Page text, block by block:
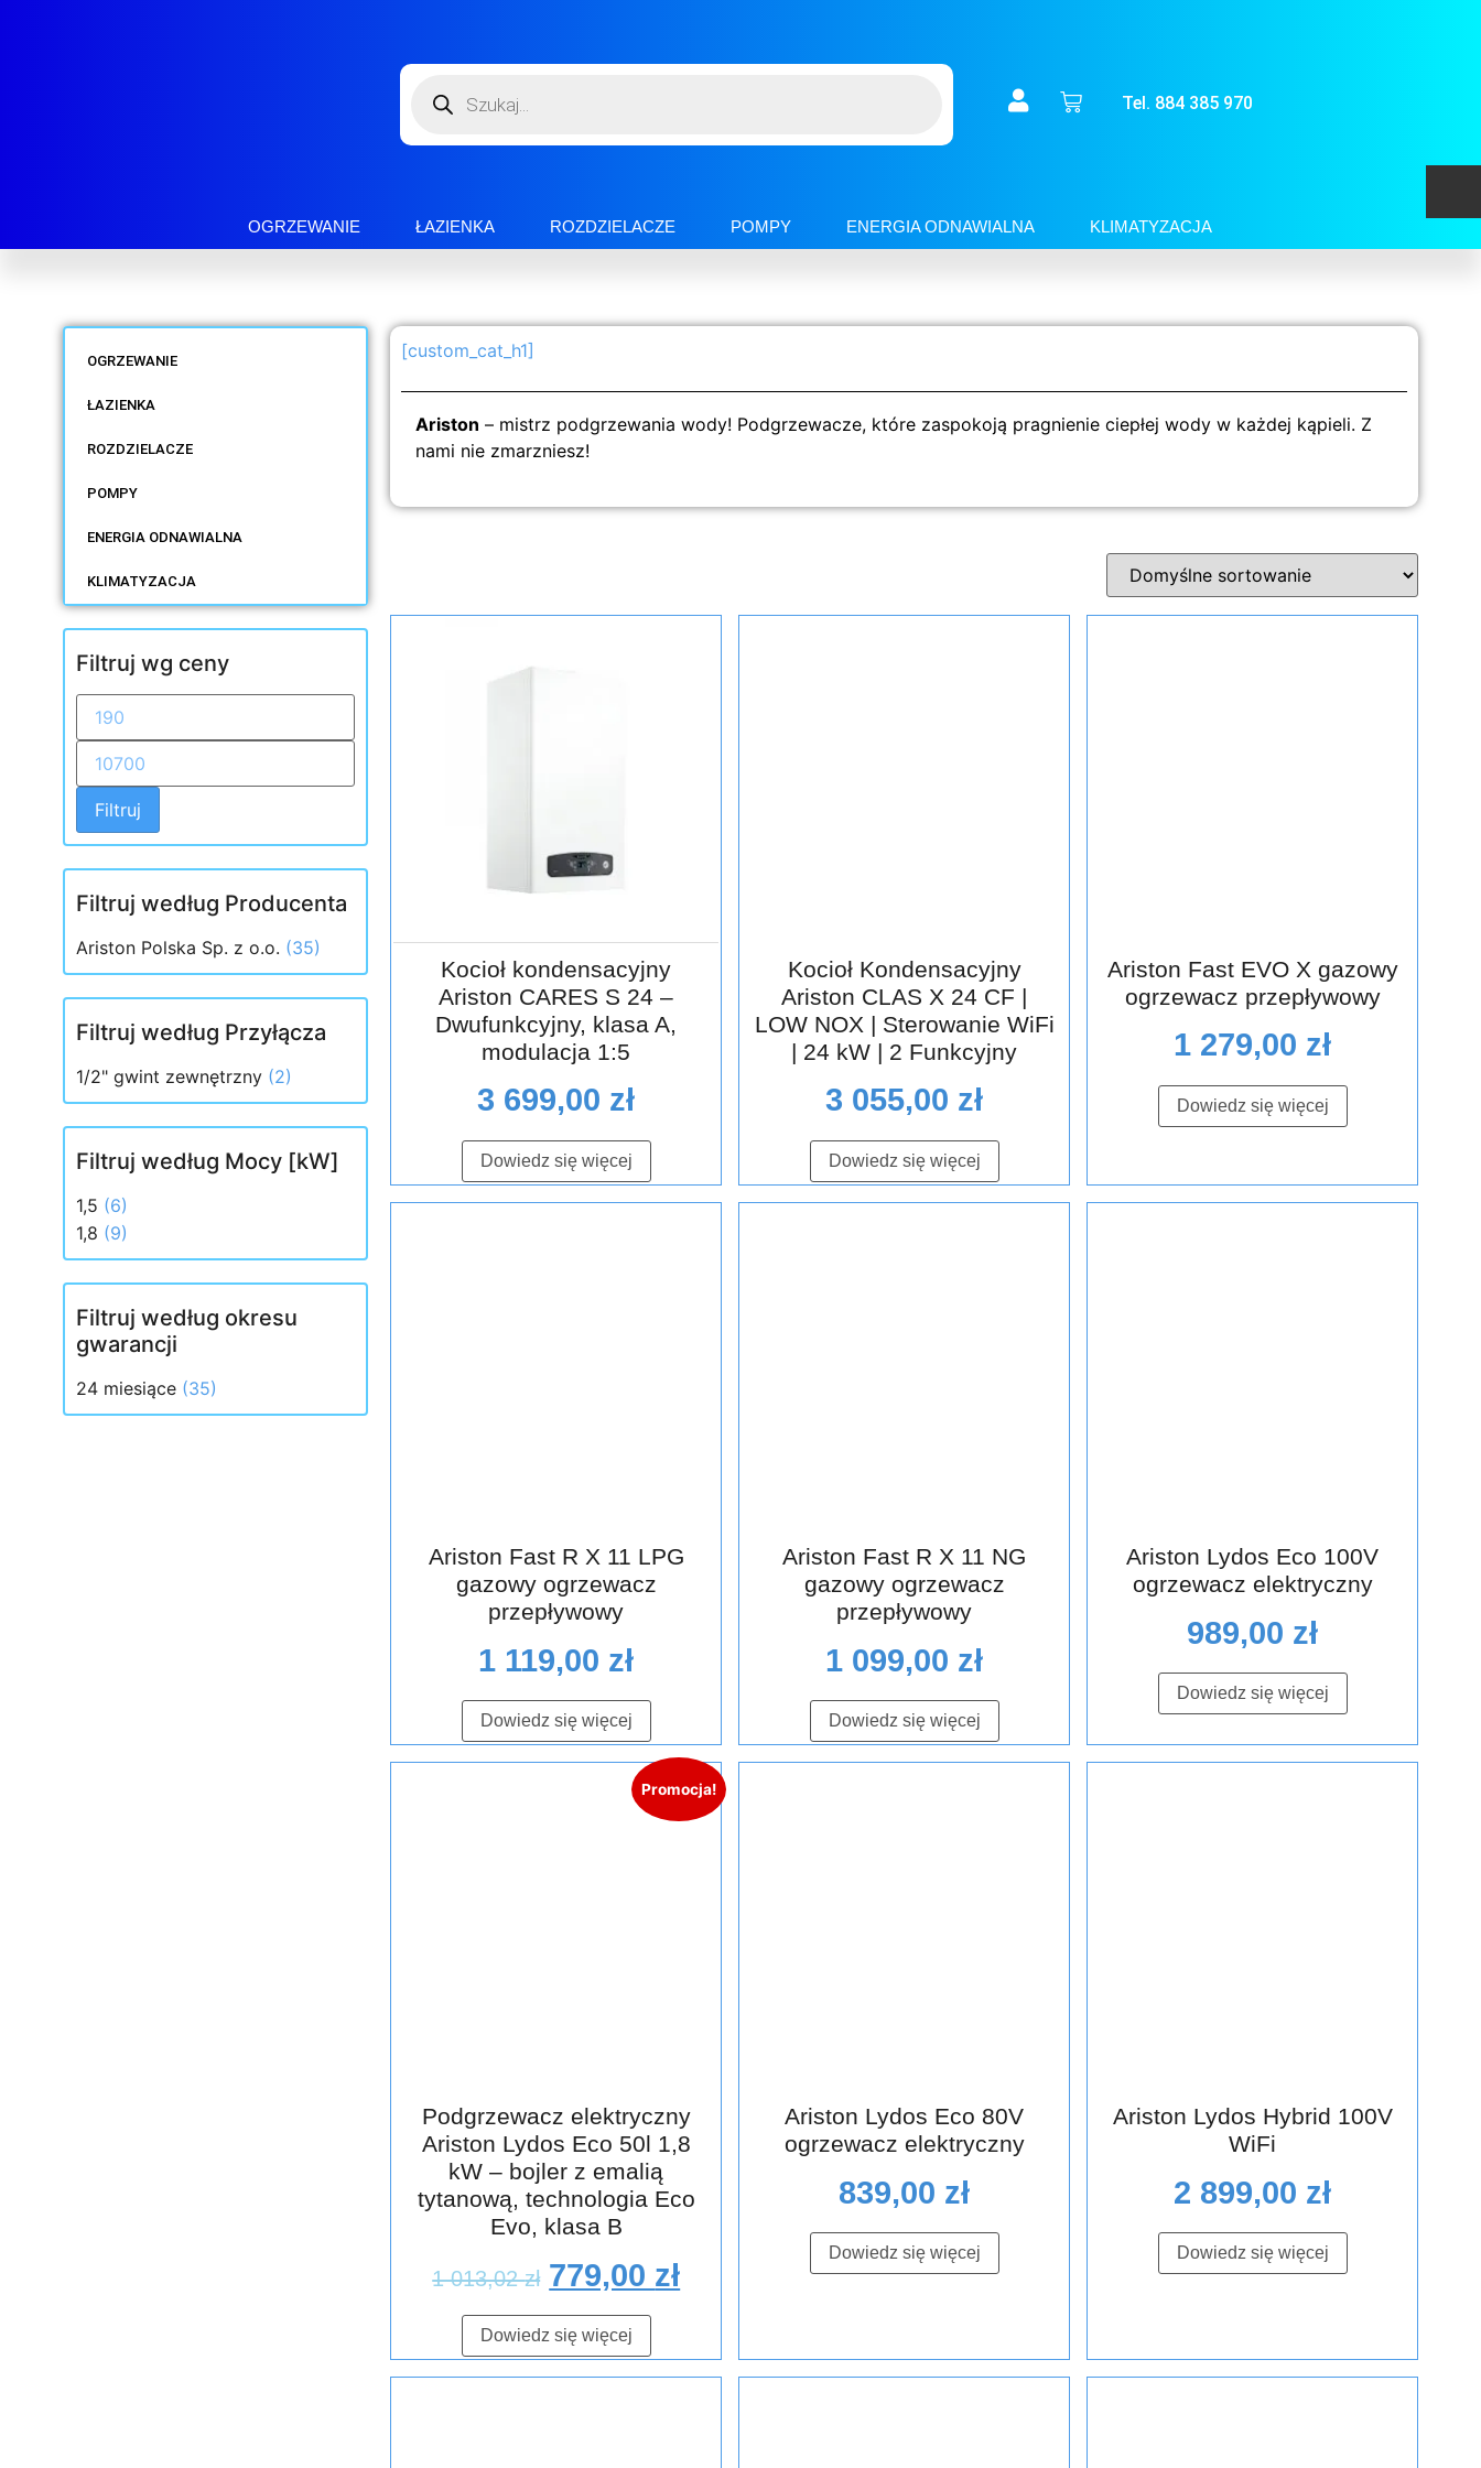
Tel. 884 385 970
OGRZEWANIE ŁAZIENKA ROZDZIELACZE POMPY ENERGIA ODNAWIALNA KLIMATYZACJA
OGRZEWANIE
ŁAZIENKA
ROZDZIELACZE
POMPY
ENERGIA ODNAWIALNA
KLIMATYZACJA
Filtruj wg ceny
Filtruj
Filtruj według Producenta
Ariston Polska Sp. z o.o. (35)
Filtruj według Przyłącza
1/2" gwint zewnętrzny (2)
Filtruj według Mocy [kW]
1,5 (6)
1,8 (9)
Filtruj według okresu
gwarancji
24 miesiące (35)
[custom_cat_h1]
Ariston – mistrz podgrzewania wody! Podgrzewacze, które zaspokoją pragnienie ciepłej wody w każdej kąpieli. Z
nami nie zmarzniesz!
Kocioł kondensacyjny
Ariston CARES S 24 –
Dwufunkcyjny, klasa A,
modulacja 1:5
3 699,00 zł
Dowiedz się więcej
Kocioł Kondensacyjny
Ariston CLAS X 24 CF |
LOW NOX | Sterowanie WiFi
| 24 kW | 2 Funkcyjny
3 055,00 zł
Dowiedz się więcej
Ariston Fast EVO X gazowy
ogrzewacz przepływowy
1 279,00 zł
Dowiedz się więcej
Ariston Fast R X 11 LPG
gazowy ogrzewacz
przepływowy
1 119,00 zł
Dowiedz się więcej
Ariston Fast R X 11 NG
gazowy ogrzewacz
przepływowy
1 099,00 zł
Dowiedz się więcej
Ariston Lydos Eco 100V
ogrzewacz elektryczny
989,00 zł
Dowiedz się więcej
Promocja!
Podgrzewacz elektryczny
Ariston Lydos Eco 50l 1,8
kW – bojler z emalią
tytanową, technologia Eco
Evo, klasa B
1 013,02zł 779,00 zł
Dowiedz się więcej
Ariston Lydos Eco 80V
ogrzewacz elektryczny
839,00 zł
Dowiedz się więcej
Ariston Lydos Hybrid 100V
WiFi
2 899,00 zł
Dowiedz się więcej